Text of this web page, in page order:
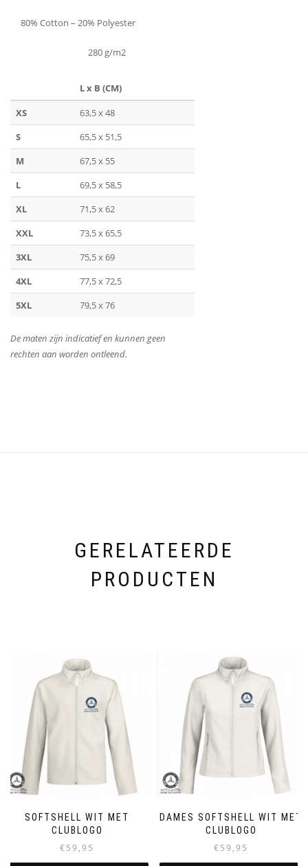
80% Cotton – 20% Polyester
280 g/m2
L x B (CM)
XS
63,5 x 48
S
65,5 x 51,5
M
67,5 x 55
L
69,5 x 58,5
XL
71,5 x 62
XXL
73,5 x 65,5
3XL
75,5 x 69
4XL
77,5 x 72,5
5XL
79,5 x 76
De maten zijn indicatief en kunnen geen
rechten aan worden ontleend.
GERELATEERDE
PRODUCTEN
SOFTSHELL WIT MET
CLUBLOGO
€59,95
DAMES SOFTSHELL WIT MET
CLUBLOGO
€59,95